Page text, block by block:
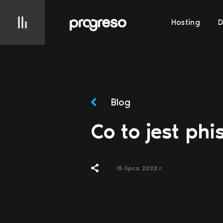
Hosting
Blog
Co to jest
15 lipca 2023 r.